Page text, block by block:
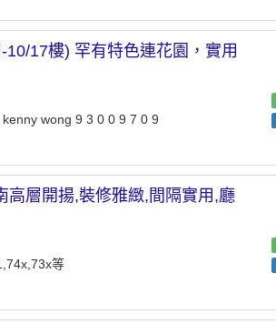
17樓) 罕有特色連花園，實用
kenny wong 9 3 0 0 9 7 0 9
高層開揚,裝修雅緻,間隔實用,廳
等